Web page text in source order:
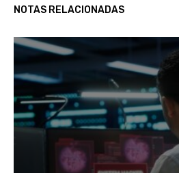
NOTAS RELACIONADAS